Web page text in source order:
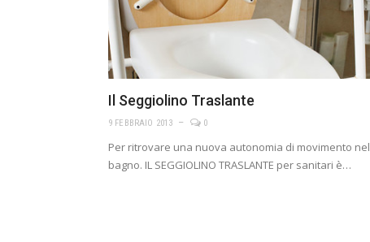
Il Seggiolino Traslante
9 FEBBRAIO 2013 0
Per ritrovare una nuova autonomia di movimento nel
bagno. IL SEGGIOLINO TRASLANTE per sanitari è…